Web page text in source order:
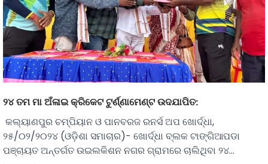
୨୪ ତମ ମା ଅଁଳାଇ କ୍ରିକେଟ ଟୁର୍ଣ୍ଣାମେଣ୍ଟ ଉଦଯାପିତ:
କଲ୍ୟାଣପୁର ଚମ୍ପିୟାନ ଓ ପାନବରଜ ରନର୍ସ ଅପ ଖୋର୍ଦ୍ଧା,
୨୫/୦୨/୨୦୨୪ (ଓଡ଼ିଶା ସମାଚାର)- ଖୋର୍ଦ୍ଧା ବ୍ଲକ ଟାଙ୍ଗିଆପଡା
ପଞ୍ଚାୟତ ଅନ୍ତର୍ଗତ ଉଇଲକିଶନ ନଗର ଗ୍ରାମରେ ଚାଲିଥିବା ୨୪…